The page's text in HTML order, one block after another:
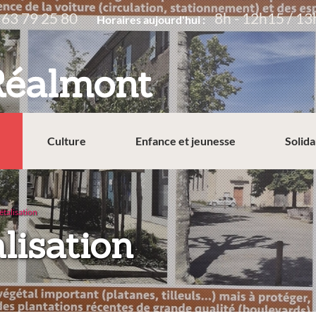
79 25 80 Horaires aujourd'hui : 8h - 12h15 /
Culture Enfance et jeunesse
: